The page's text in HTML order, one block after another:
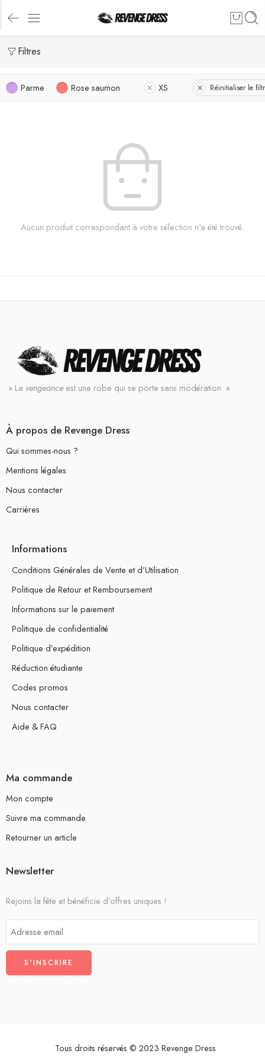
Filtres
Parme Rose saumon XS Réinitialiser le
Aucun produit correspondant à votre sélection n'a été trouvé.
» La vengeance est une robe qui se porte sans modération. «
À propos de Revenge Dress
Qui sommes-nous ?
Mentions légales
Nous contacter
Carrières
Informations
Conditions Générales de Vente et d’Utilisation
Politique de Retour et Remboursement
Informations sur le paiement
Politique de confidentialité
Politique d’expédition
Réduction étudiante
Codes promos
Nous contacter
Aide & FAQ
Ma commande
Mon compte
Suivre ma commande
Retourner un article
Newsletter
Rejoins la fête et bénéficie d’offres uniques !
Tous droits réservés © 2023 Revenge Dress